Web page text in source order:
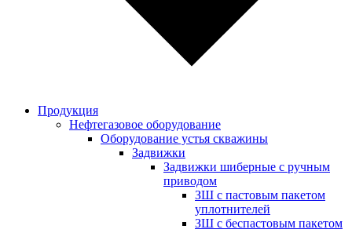
Продукция
Нефтегазовое оборудование
Оборудование устья скважины
Задвижки
Задвижки шиберные с ручным
приводом
ЗШ с пастовым пакетом
уплотнителей
ЗШ с беспастовым пакетом